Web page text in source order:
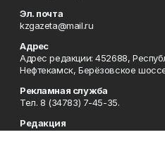
Эл. почта
kzgazeta@mail.ru
Адрес
Адрес редакции: 452688,
Нефтекамск, Берёзовское
Рекламная служба
Тел. 8 (34783) 7-45-35.
Редакция